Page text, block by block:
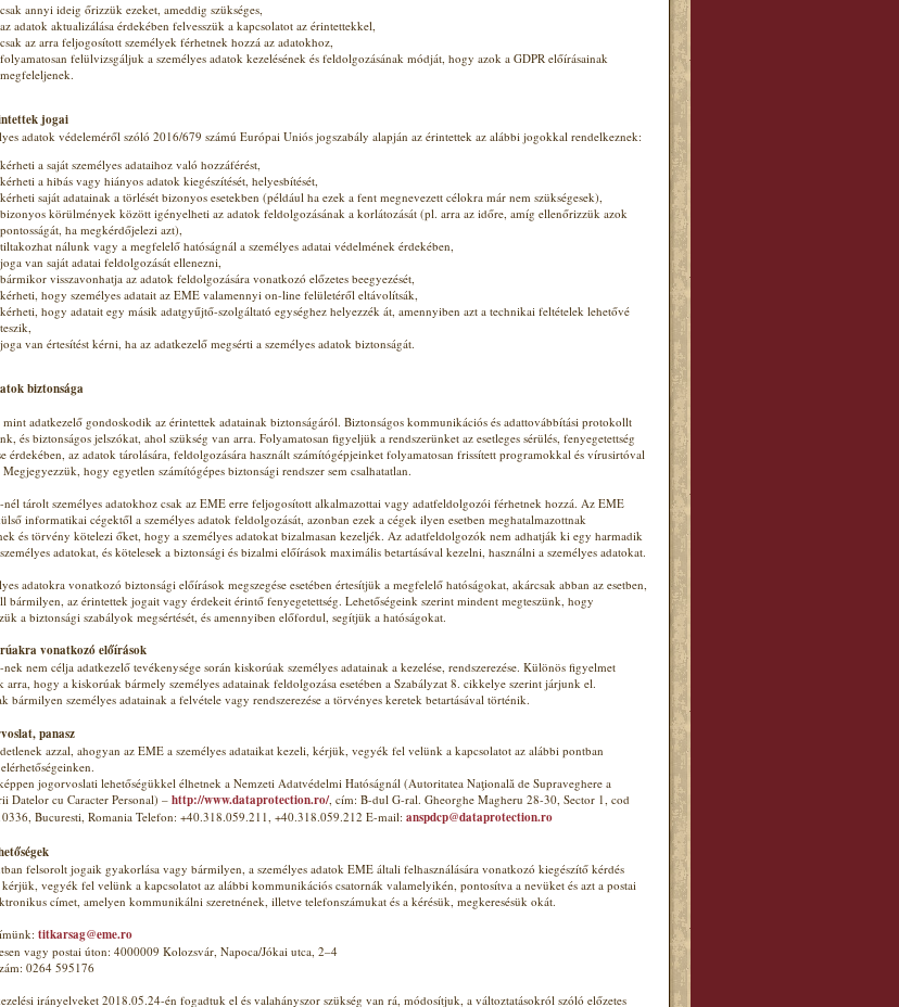
csak annyi ideig őrizzük ezeket, ameddig szükséges,
az adatok aktualizálása érdekében felvesszük a kapcsolatot az érintettekkel,
csak az arra feljogosított személyek férhetnek hozzá az adatokhoz,
folyamatosan felülvizsgáljuk a személyes adatok kezelésének és feldolgozásának módját, hogy azok a GDPR előírásainak
megfeleljenek.
jogai
adatok védeleméről szóló 2016/679 számú Európai Uniós jogszabály alapján az érintettek az alábbi jogokkal rendelkeznek:
kérheti a saját személyes adataihoz való hozzáférést,
kérheti a hibás vagy hiányos adatok kiegészítését, helyesbítését,
kérheti saját adatainak a törlését bizonyos esetekben (például ha ezek a fent megnevezett célokra már nem szükségesek),
bizonyos körülmények között igényelheti az adatok feldolgozásának a korlátozását (pl. arra az időre, amíg ellenőrizzük azok
pontosságát, ha megkérdőjelezi azt),
tiltakozhat nálunk vagy a megfelelő hatóságnál a személyes adatai védelmének érdekében,
joga van saját adatai feldolgozását ellenezni,
bármikor visszavonhatja az adatok feldolgozására vonatkozó előzetes beegyezését,
kérheti, hogy személyes adatait az EME valamennyi on-line felületéről eltávolítsák,
kérheti, hogy adatait egy másik adatgyűjtő-szolgáltató egységhez helyezzék át, amennyiben azt a technikai feltételek lehetővé
teszik,
joga van értesítést kérni, ha az adatkezelő megsérti a személyes adatok biztonságát.
biztonsága
adatkezelő gondoskodik az érintettek adatainak biztonságáról. Biztonságos kommunikációs és adattovábbítási protokollt
és biztonságos jelszókat, ahol szükség van arra. Folyamatosan figyeljük a rendszerünket az esetleges sérülés, fenyegetettség
érdekében, az adatok tárolására, feldolgozására használt számítógépjeinket folyamatosan frissített programokkal és vírusirtóval
hogy egyetlen számítógépes biztonsági rendszer sem csalhatatlan.
tárolt személyes adatokhoz csak az EME erre feljogosított alkalmazottai vagy adatfeldolgozói férhetnek hozzá. Az EME
informatikai cégektől a személyes adatok feldolgozását, azonban ezek a cégek ilyen esetben meghatalmazottnak
és törvény kötelezi őket, hogy a személyes adatokat bizalmasan kezeljék. Az adatfeldolgozók nem adhatják ki egy harmadik
adatokat, és kötelesek a biztonsági és bizalmi előírások maximális betartásával kezelni, használni a személyes adatokat.
adatokra vonatkozó biztonsági előírások megszegése esetében értesítjük a megfelelő hatóságokat, akárcsak abban az esetben,
bármilyen, az érintettek jogait vagy érdekeit érintő fenyegetettség. Lehetőségeink szerint mindent megteszünk, hogy
a biztonsági szabályok megsértését, és amennyiben előfordul, segítjük a hatóságokat.
vonatkozó előírások
nem célja adatkezelő tevékenysége során kiskorúak személyes adatainak a kezelése, rendszerezése. Különös figyelmet
hogy a kiskorúak bármely személyes adatainak feldolgozása esetében a Szabályzat 8. cikkelye szerint járjunk el.
bármilyen személyes adatainak a felvétele vagy rendszerezése a törvényes keretek betartásával történik.
panasz
azzal, ahogyan az EME a személyes adataikat kezeli, kérjük, vegyék fel velünk a kapcsolatot az alábbi pontban
jogorvoslati lehetőségükkel élhetnek a Nemzeti Adatvédelmi Hatóságnál (Autoritatea Naţională de Supraveghere a
Datelor cu Caracter Personal) – http://www.dataprotection.ro/, cím: B-dul G-ral. Gheorghe Magheru 28-30, Sector 1, cod
Bucuresti, Romania Telefon: +40.318.059.211, +40.318.059.212 E-mail: anspdcp@dataprotection.ro
felsorolt jogaik gyakorlása vagy bármilyen, a személyes adatok EME általi felhasználására vonatkozó kiegészítő kérdés
kérjük, vegyék fel velünk a kapcsolatot az alábbi kommunikációs csatornák valamelyikén, pontosítva a nevüket és azt a postai
címet, amelyen kommunikálni szeretnének, illetve telefonszámukat és a kérésük, megkeresésük okát.
titkarsag@eme.ro
vagy postai úton: 4000009 Kolozsvár, Napoca/Jókai utca, 2–4
0264 595176
irányelveket 2018.05.24-én fogadtuk el és valahányszor szükség van rá, módosítjuk, a változtatásokról szóló előzetes